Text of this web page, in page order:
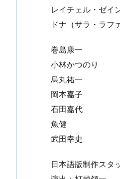
レイチェル・ゼイ
ドナ（サラ・ラフ
巻島康一
小林かつのり
烏丸祐一
岡本嘉子
石田嘉代
魚健
武田幸史
日本語版制作スタ